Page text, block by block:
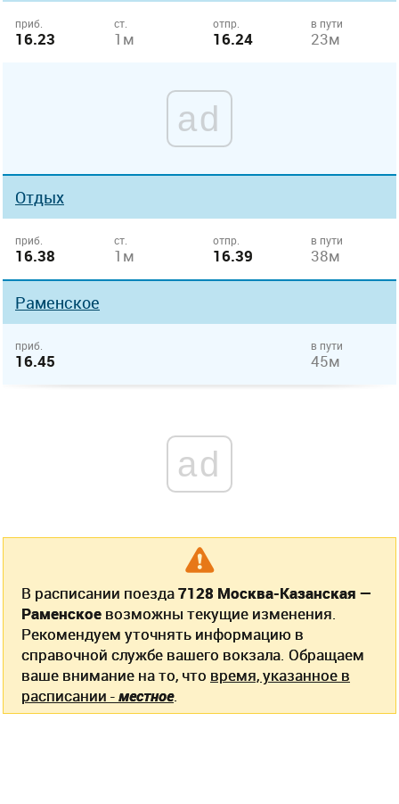
приб.
16.23
ст.
1м
отпр.
16.24
в пути
23м
ad
Отдых
приб.
16.38
ст.
1м
отпр.
16.39
в пути
38м
Раменское
приб.
16.45
в пути
45м
ad
В расписании поезда7128 Москва-Казанская —
Раменское возможны текущие изменения.
Рекомендуем уточнять информацию в
справочной службе вашего вокзала. Обращаем
ваше внимание на то, что время, указанное в
расписании -местное.